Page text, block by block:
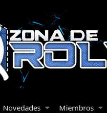
Novedades Miembros